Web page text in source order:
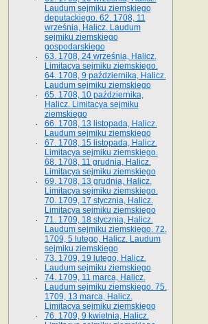
Laudum sejmiku ziemskiego
deputackiego. 62. 1708, 11
września, Halicz. Laudum
sejmiku ziemskiego
gospodarskiego
63. 1708, 24 września, Halicz.
Limitacya sejmiku ziemskiego.
64. 1708, 9 października, Halicz.
Laudum sejmiku ziemskiego
65­. 1708, 10 października,
Halicz. Limitacya sejmiku
ziemskiego
66. 1708, 13 listopada, Halicz.
Laudum sejmiku ziemskiego
67. 1708, 15 listopada, Halicz.
Limitacya sejmiku ziemskiego.
68. 1708, 11 grudnia, Halicz.
Limitacya sejmiku ziemskiego
69. 1708, 13 grudnia, Halicz.
Limitacya sejmiku ziemskiego.
70. 1709, 17 stycznia, Halicz.
Limitacya sejmiku ziemskiego
71. 1709, 18 stycznia, Halicz.
Laudum sejmiku ziemskiego. 72.
1709, 5 lutego, Halicz. Laudum
sejmiku ziemskiego
73. 1709, 19 lutego, Halicz.
Laudum sejmiku ziemskiego
74. 1709, 11 marca, Halicz.
Laudum sejmiku ziemskiego. 75.
1709, 13 marca, Halicz.
Limitacya sejmiku ziemskiego
76. 1709, 9 kwietnia, Halicz.